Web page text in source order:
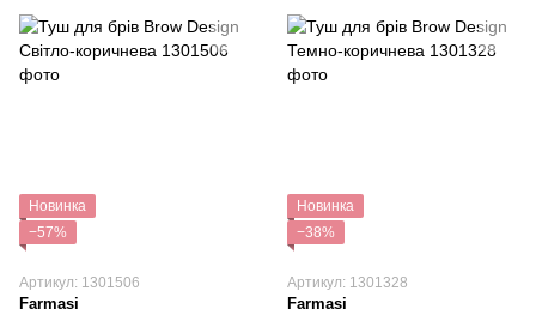
Новинка
−57%
Артикул: 1301506
Farmasi
Новинка
−38%
Артикул: 1301328
Farmasi